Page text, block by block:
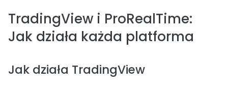
TradingView i ProRealTime:
Jak działa każda platforma
Jak działa TradingView